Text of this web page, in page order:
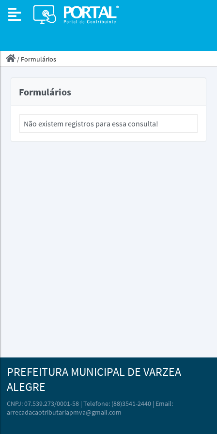
/ Formulários
Formulários
Não existem registros para essa consulta!
PREFEITURA MUNICIPAL DE VARZEA
ALEGRE
CNPJ: 07.539.273/0001-58 | Telefone: (88)3541-2440 | Email:
arrecadacaotributariapmva@gmail.com